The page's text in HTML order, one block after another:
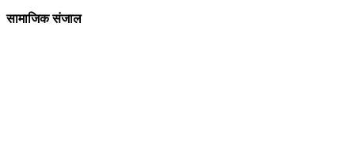
सामाजिक संजाल